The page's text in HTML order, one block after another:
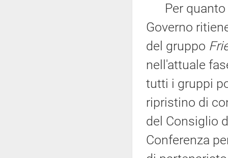
Per quanto
Governo
del gruppo
nell'attuale
tutti i gruppi
ripristino di
del Consiglio
Conferenza